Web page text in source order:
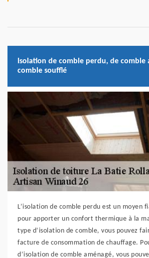
Isolation de comble perdu, de comble
comble soufflé
L’isolation de comble perdu est un moyen
pour apporter un confort thermique à la
type d’isolation de comble, vous pouvez
facture de consommation de chauffage.
d’isolation de comble aménagé, vous